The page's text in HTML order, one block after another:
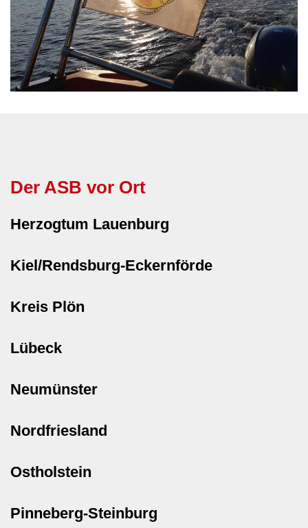
Der ASB vor Ort
Herzogtum Lauenburg
Kiel/Rendsburg-Eckernförde
Kreis Plön
Lübeck
Neumünster
Nordfriesland
Ostholstein
Pinneberg-Steinburg